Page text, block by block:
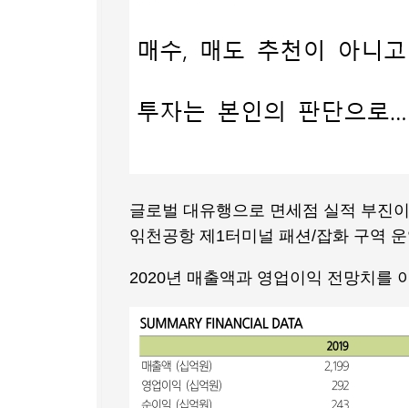
글로벌 대유행으로 면세점 실적 부진
읶천공항 제1터미널 패션/잡화 구역
2020년 매출액과 영업이익 전망치를